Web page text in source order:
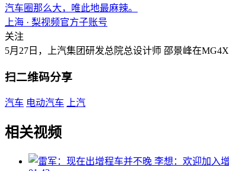
汽车圈那么大，唯此地最麻辣。
上海 · 梨视频官方子账号
关注
5月27日，上汽集团研发总院总设计师 邵景峰在
扫二维码分享
汽车 电动汽车 上汽
相关视频